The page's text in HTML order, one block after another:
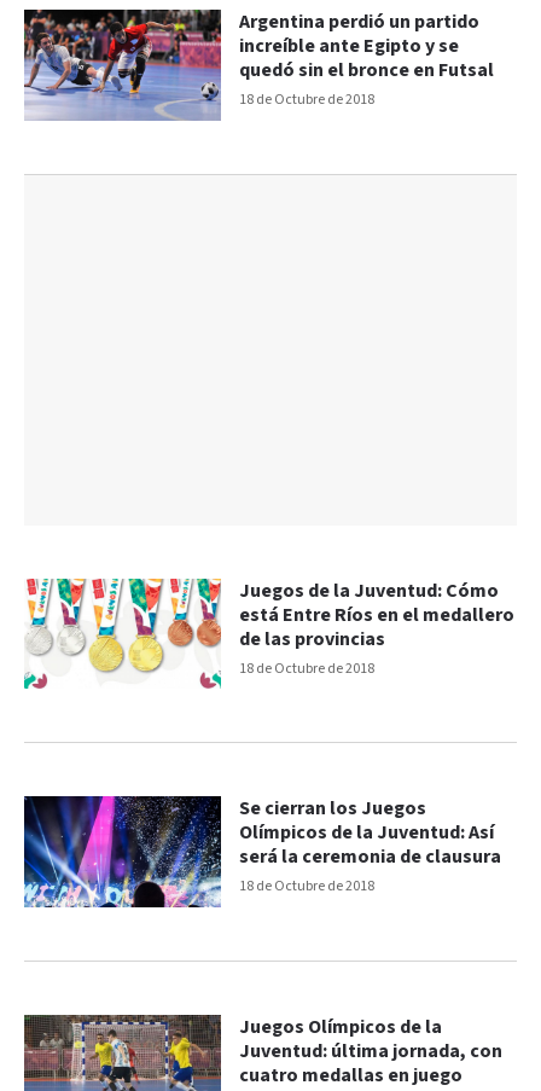
18 de Octubre de 2018
Argentina perdió un partido
increíble ante Egipto y se
quedó sin el bronce en Futsal
18 de Octubre de 2018
Juegos de la Juventud: Cómo
está Entre Ríos en el medallero
de las provincias
18 de Octubre de 2018
Se cierran los Juegos
Olímpicos de la Juventud: Así
será la ceremonia de clausura
Juegos Olímpicos de la
Juventud: última jornada, con
cuatro medallas en juego